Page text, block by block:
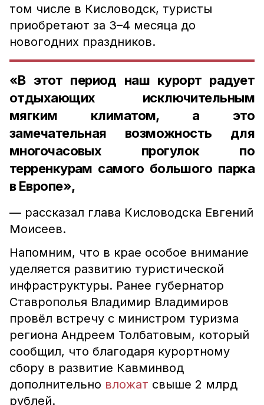
том числе в Кисловодск, туристы
приобретают за 3–4 месяца до
новогодних праздников.
«В этот период наш курорт радует
отдыхающих исключительным
мягким климатом, а это
замечательная возможность для
многочасовых прогулок по
терренкурам самого большого парка
в Европе»,
— рассказал глава Кисловодска Евгений
Моисеев.
Напомним, что в крае особое внимание
уделяется развитию туристической
инфраструктуры. Ранее губернатор
Ставрополья Владимир Владимиров
провёл встречу с министром туризма
региона Андреем Толбатовым, который
сообщил, что благодаря курортному
сбору в развитие Кавминвод
дополнительно вложат свыше 2 млрд
рублей.